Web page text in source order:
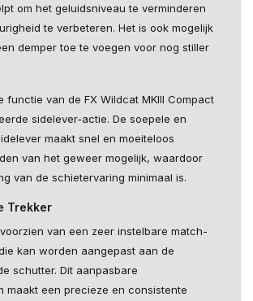
om het geluidsniveau te verminderen
te verbeteren. Het is ook mogelijk
demper toe te voegen voor nog stiller
functie van de FX Wildcat MKIII Compact
sidelever-actie. De soepele en
maakt snel en moeiteloos
van het geweer mogelijk, waardoor
van de schietervaring minimaal is.
Trekker
van een zeer instelbare match-
kan worden aangepast aan de
schutter. Dit aanpasbare
maakt een precieze en consistente